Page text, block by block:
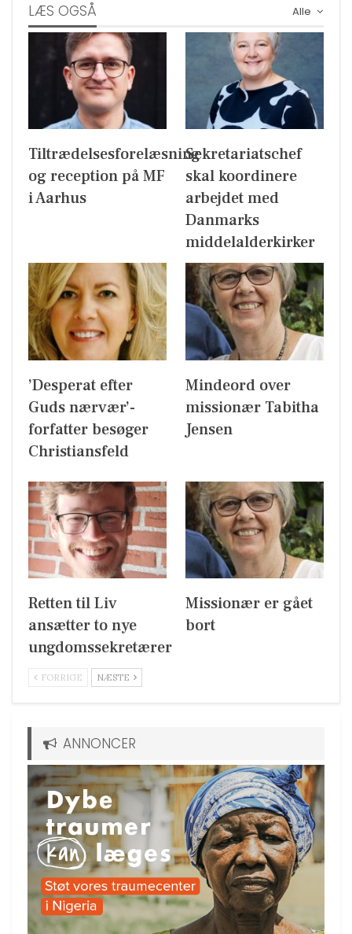
Alle
LÆS OGSÅ
Tiltrædelsesforelæsning
og reception på MF
i Aarhus
Sekretariatschef
skal koordinere
arbejdet med
Danmarks
middelalderkirker
’Desperat efter
Guds nærvær’-
forfatter besøger
Christiansfeld
Mindeord over
missionær Tabitha
Jensen
Retten til Liv
ansætter to nye
ungdomssekretærer
Missionær er gået
bort
FORRIGE NÆSTE
ANNONCER